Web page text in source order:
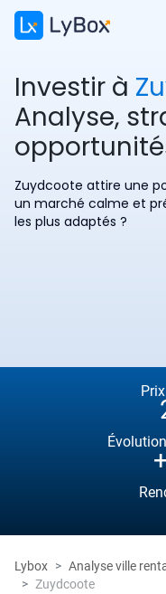
Investir à
Analyse,
Zuydcoote attire une
un marché calme et
les plus adaptés ?
Lybox Analyse ville
Zuydcoote